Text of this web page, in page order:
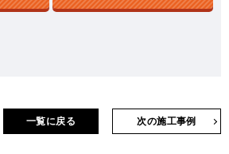
次の施工事例
一覧に戻る